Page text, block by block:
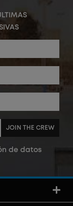
JOIN THE CREW
de datos